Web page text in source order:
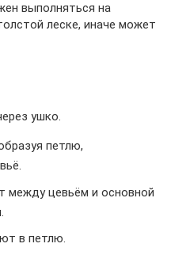
выполняться на
леске, иначе может
ушко.
петлю,
между цевьём и основной
в петлю.